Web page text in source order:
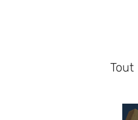
Tout